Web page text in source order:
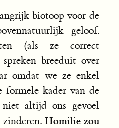
biotoop voor de
geloof.
(als ze correct
breeduit over
omdat we ze enkel
formele kader van de
altijd ons gevoel
zinderen. Homilie zou